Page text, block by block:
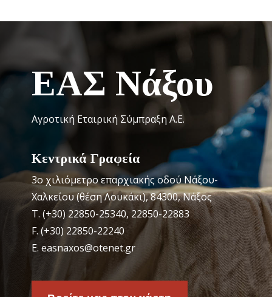
ΕΑΣ Νάξου
Αγροτική Εταιρική Σύμπραξη Α.Ε.
Κεντρικά Γραφεία
3o χιλιόμετρο επαρχιακής οδού Νάξου-
Χαλκείου (θέση Λουκάκι), 84300, Νάξος
Τ. (+30) 22850-25340, 22850-22883
F. (+30) 22850-22240
Ε. easnaxos@otenet.gr